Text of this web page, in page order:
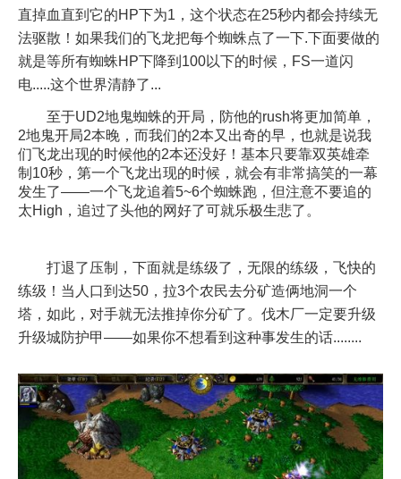
直掉血直到它的HP下为1，这个状态在25秒内都会持续无
法驱散！如果我们的飞龙把每个蜘蛛点了一下.下面要做的
就是等所有蜘蛛HP下降到100以下的时候，FS一道闪
电.....这个世界清静了...
至于UD2地鬼蜘蛛的开局，防他的rush将更加简单，
2地鬼开局2本晚，而我们的2本又出奇的早，也就是说我
们飞龙出现的时候他的2本还没好！基本只要靠双英雄牵
制10秒，第一个飞龙出现的时候，就会有非常搞笑的一幕
发生了——一个飞龙追着5~6个蜘蛛跑，但注意不要追的
太High，追过了头他的网好了可就乐极生悲了。
打退了压制，下面就是练级了，无限的练级，飞快的
练级！当人口到达50，拉3个农民去分矿造俩地洞一个
塔，如此，对手就无法推掉你分矿了。伐木厂一定要升级
升级城防护甲——如果你不想看到这种事发生的话........